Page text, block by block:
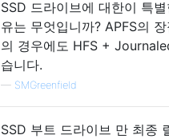
SSD 드라이브에 대한이 특
유는 무엇입니까? APFS의
의 경우에도 HFS +
습니다.
— SMGreenfield
SSD 부트 드라이브 만 최종